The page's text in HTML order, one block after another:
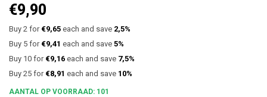
€9,90
Buy 2 for €9,65 each and save 2,5%
Buy 5 for €9,41 each and save 5%
Buy 10 for €9,16 each and save 7,5%
Buy 25 for €8,91 each and save 10%
AANTAL OP VOORRAAD: 101